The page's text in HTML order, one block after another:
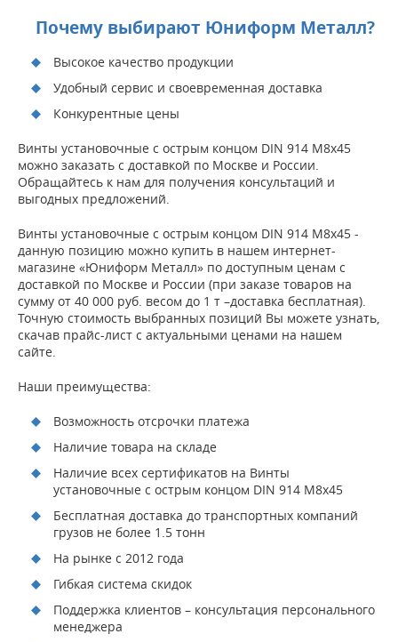
Почему выбирают Юниформ Металл?
Высокое качество продукции
Удобный сервис и своевременная доставка
Конкурентные цены
Винты установочные с острым концом DIN 914 M8x45
можно заказать с доставкой по Москве и России.
Обращайтесь к нам для получения консультаций и
выгодных предложений.
Винты установочные с острым концом DIN 914 M8x45 -
данную позицию можно купить в нашем интернет-
магазине «Юниформ Металл» по доступным ценам с
доставкой по Москве и России (при заказе товаров на
сумму от 40 000 руб. весом до 1 т –доставка бесплатная).
Точную стоимость выбранных позиций Вы можете узнать,
скачав прайс-лист с актуальными ценами на нашем
сайте.
Наши преимущества:
Возможность отсрочки платежа
Наличие товара на складе
Наличие всех сертификатов на Винты
установочные с острым концом DIN 914 M8x45
Бесплатная доставка до транспортных компаний
грузов не более 1.5 тонн
На рынке с 2012 года
Гибкая система скидок
Поддержка клиентов – консультация персонального
менеджера